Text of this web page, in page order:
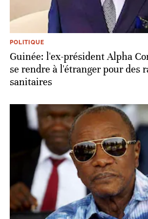
POLITIQUE
Guinée: l'ex-président Alpha
se rendre à l'étranger pour des
sanitaires